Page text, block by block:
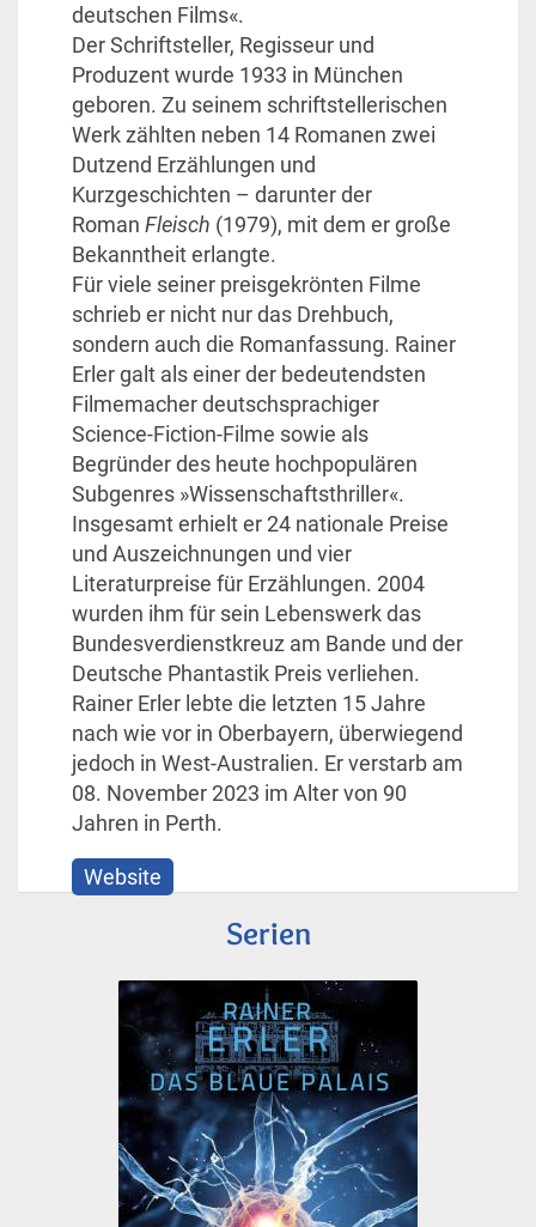
deutschen Films«.
Der Schriftsteller, Regisseur und
Produzent wurde 1933 in München
geboren. Zu seinem schriftstellerischen
Werk zählten neben 14 Romanen zwei
Dutzend Erzählungen und
Kurzgeschichten – darunter der
Roman Fleisch (1979), mit dem er große
Bekanntheit erlangte.
Für viele seiner preisgekrönten Filme
schrieb er nicht nur das Drehbuch,
sondern auch die Romanfassung. Rainer
Erler galt als einer der bedeutendsten
Filmemacher deutschsprachiger
Science-Fiction-Filme sowie als
Begründer des heute hochpopulären
Subgenres »Wissenschaftsthriller«.
Insgesamt erhielt er 24 nationale Preise
und Auszeichnungen und vier
Literaturpreise für Erzählungen. 2004
wurden ihm für sein Lebenswerk das
Bundesverdienstkreuz am Bande und der
Deutsche Phantastik Preis verliehen.
Rainer Erler lebte die letzten 15 Jahre
nach wie vor in Oberbayern, überwiegend
jedoch in West-Australien. Er verstarb am
08. November 2023 im Alter von 90
Jahren in Perth.
Website
Serien